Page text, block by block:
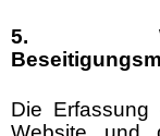
5.
Die Erfassung